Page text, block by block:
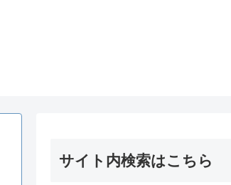
サイト内検索はこちら